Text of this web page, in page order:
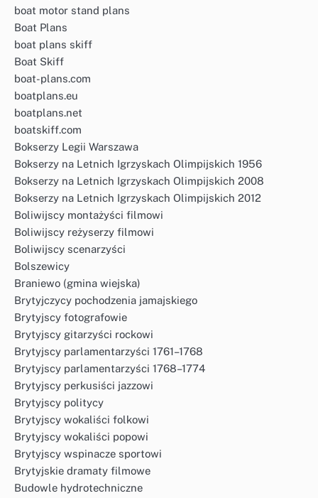
boat motor stand plans
Boat Plans
boat plans skiff
Boat Skiff
boat-plans.com
boatplans.eu
boatplans.net
boatskiff.com
Bokserzy Legii Warszawa
Bokserzy na Letnich Igrzyskach Olimpijskich 1956
Bokserzy na Letnich Igrzyskach Olimpijskich 2008
Bokserzy na Letnich Igrzyskach Olimpijskich 2012
Boliwijscy montażyści filmowi
Boliwijscy reżyserzy filmowi
Boliwijscy scenarzyści
Bolszewicy
Braniewo (gmina wiejska)
Brytyjczycy pochodzenia jamajskiego
Brytyjscy fotografowie
Brytyjscy gitarzyści rockowi
Brytyjscy parlamentarzyści 1761–1768
Brytyjscy parlamentarzyści 1768–1774
Brytyjscy perkusiści jazzowi
Brytyjscy politycy
Brytyjscy wokaliści folkowi
Brytyjscy wokaliści popowi
Brytyjscy wspinacze sportowi
Brytyjskie dramaty filmowe
Budowle hydrotechniczne